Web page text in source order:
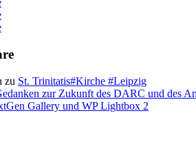
zu St. Trinitatis#Kirche #Leipzig
zur Zukunft des DARC und des
Gallery und WP Lightbox 2